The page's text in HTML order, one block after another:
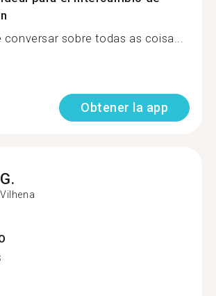
sobre todas as coisa...
Obtener la app
G.
Vilhena